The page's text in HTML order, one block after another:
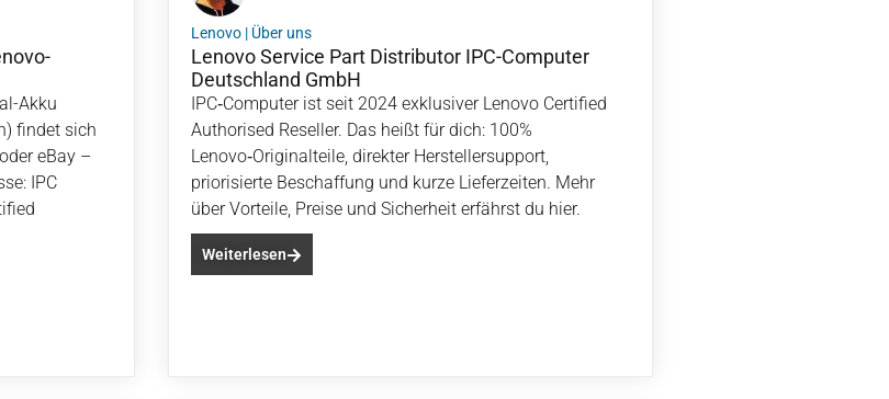
Akku
findet sich
eBay –
IPC
Lenovo | Über uns
Lenovo Service Part Distributor IPC-Computer
Deutschland GmbH
IPC‑Computer ist seit 2024 exklusiver Lenovo Certified
Authorised Reseller. Das heißt für dich: 100%
Lenovo‑Originalteile, direkter Herstellersupport,
priorisierte Beschaffung und kurze Lieferzeiten. Mehr
über Vorteile, Preise und Sicherheit erfährst du hier.
Weiterlesen